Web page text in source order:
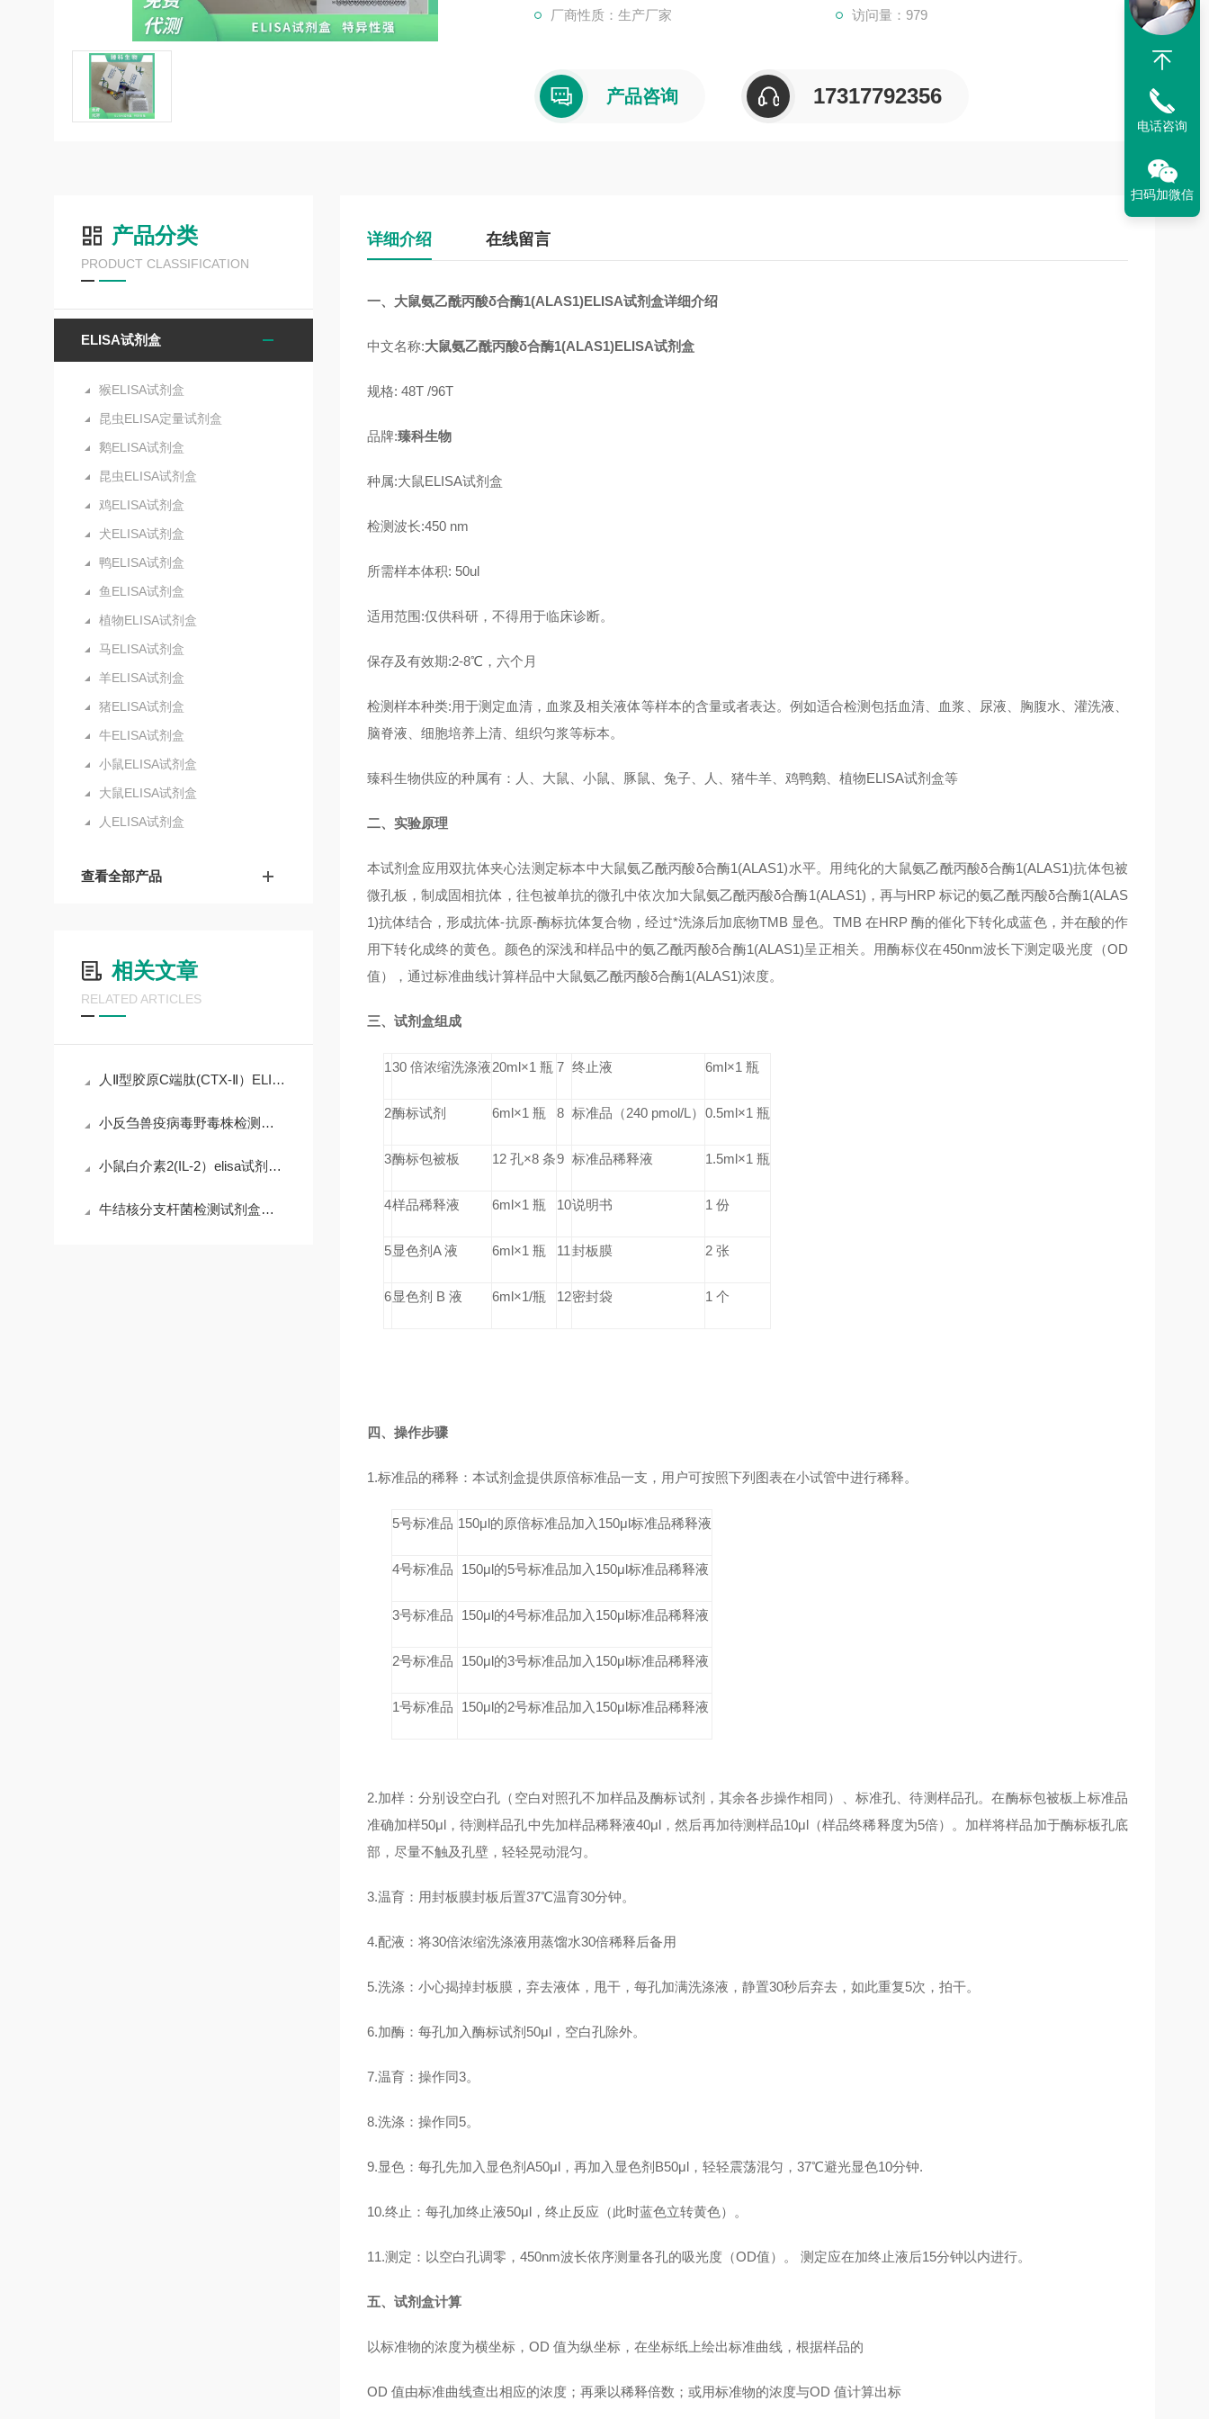
厂商性质：生产厂家 访问量：979
产品咨询 17317792356
产品分类
PRODUCT CLASSIFICATION
ELISA试剂盒
猴ELISA试剂盒
昆虫ELISA定量试剂盒
鹅ELISA试剂盒
昆虫ELISA试剂盒
鸡ELISA试剂盒
犬ELISA试剂盒
鸭ELISA试剂盒
鱼ELISA试剂盒
植物ELISA试剂盒
马ELISA试剂盒
羊ELISA试剂盒
猪ELISA试剂盒
牛ELISA试剂盒
小鼠ELISA试剂盒
大鼠ELISA试剂盒
人ELISA试剂盒
查看全部产品
相关文章
RELATED ARTICLES
人Ⅱ型胶原C端肽(CTX-Ⅱ）ELISA试剂盒课题研究
小反刍兽疫病毒野毒株检测试剂盒（实时荧光PCR法）说明书
小鼠白介素2(IL-2）elisa试剂盒课题研究
牛结核分支杆菌检测试剂盒检测流程如下
详细介绍 在线留言
一、 大鼠氨乙酰丙酸δ合酶1(ALAS1)ELISA试剂盒详细介绍
中文名称:大鼠氨乙酰丙酸δ合酶1(ALAS1)ELISA试剂盒
规格: 48T /96T
品牌:臻科生物
种属:大鼠ELISA试剂盒
检测波长:450 nm
所需样本体积: 50ul
适用范围:仅供科研，不得用于临床诊断。
保存及有效期:2-8℃，六个月
检测样本种类:用于测定血清，血浆及相关液体等样本的含量或者表达。例如适合检测包括血清、血浆、尿液、胸腹水、灌洗液、
脑脊液、细胞培养上清、组织匀浆等标本。
臻科生物供应的种属有：人、大鼠、小鼠、豚鼠、兔子、人、猪牛羊、鸡鸭鹅、植物ELISA试剂盒等
二、实验原理
本试剂盒应用双抗体夹心法测定标本中大鼠氨乙酰丙酸δ合酶1(ALAS1)水平。用纯化的大鼠氨乙酰丙酸δ合酶1(ALAS1)抗体包被
微孔板，制成固相抗体，往包被单抗的微孔中依次加大鼠氨乙酰丙酸δ合酶1(ALAS1) ，再与HRP 标记的氨乙酰丙酸δ合酶1(ALAS
1)抗体结合，形成抗体-抗原-酶标抗体复合物，经过*洗涤后加底物TMB 显色。TMB 在HRP 酶的催化下转化成蓝色，并在酸的作
用下转化成终的黄色。颜色的深浅和样品中的氨乙酰丙酸δ合酶1(ALAS1)呈正相关。用酶标仪在450nm波长下测定吸光度（OD
值），通过标准曲线计算样品中大鼠氨乙酰丙酸δ合酶1(ALAS1)浓度。
三、试剂盒组成
130 倍浓缩洗涤液20ml×1 瓶 7 终止液 6ml×1 瓶
2酶标试剂 6ml×1 瓶 8 标准品（240 pmol/L） 0.5ml×1 瓶
3酶标包被板 12 孔×8 条9 标准品稀释液 1.5ml×1 瓶
4样品稀释液 6ml×1 瓶 10说明书 1 份
5显色剂A 液 6ml×1 瓶 11 封板膜 2 张
6显色剂 B 液 6ml×1/瓶 12密封袋 1 个
四、操作步骤
1.标准品的稀释：本试剂盒提供原倍标准品一支，用户可按照下列图表在小试管中进行稀释。
5号标准品 150μl的原倍标准品加入150μl标准品稀释液
4号标准品 150μl的5号标准品加入150μl标准品稀释液
3号标准品 150μl的4号标准品加入150μl标准品稀释液
2号标准品 150μl的3号标准品加入150μl标准品稀释液
1号标准品 150μl的2号标准品加入150μl标准品稀释液
2.加样：分别设空白孔（空白对照孔不加样品及酶标试剂，其余各步操作相同）、标准孔、待测样品孔。在酶标包被板上标准品
准确加样50μl，待测样品孔中先加样品稀释液40μl，然后再加待测样品10μl（样品终稀释度为5倍）。加样将样品加于酶标板孔底
部，尽量不触及孔壁，轻轻晃动混匀。
3.温育：用封板膜封板后置37℃温育30分钟。
4.配液：将30倍浓缩洗涤液用蒸馏水30倍稀释后备用
5.洗涤：小心揭掉封板膜，弃去液体，甩干，每孔加满洗涤液，静置30秒后弃去，如此重复5次，拍干。
6.加酶：每孔加入酶标试剂50μl，空白孔除外。
7.温育：操作同3。
8.洗涤：操作同5。
9.显色：每孔先加入显色剂A50μl，再加入显色剂B50μl，轻轻震荡混匀，37℃避光显色10分钟.
10.终止：每孔加终止液50μl，终止反应（此时蓝色立转黄色）。
11.测定：以空白孔调零，450nm波长依序测量各孔的吸光度（OD值）。 测定应在加终止液后15分钟以内进行。
五、试剂盒计算
以标准物的浓度为横坐标，OD 值为纵坐标，在坐标纸上绘出标准曲线，根据样品的
OD 值由标准曲线查出相应的浓度；再乘以稀释倍数；或用标准物的浓度与OD 值计算出标
电话咨询
扫码加微信